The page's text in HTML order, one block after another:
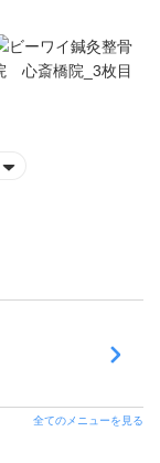
全てのメニューを見る